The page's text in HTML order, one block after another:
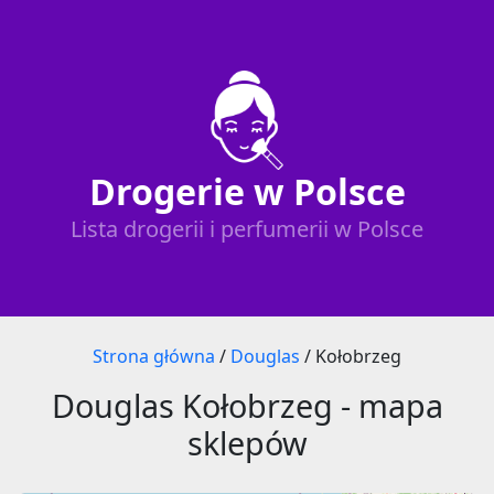
Drogerie w Polsce
Lista drogerii i perfumerii w Polsce
Strona główna / Douglas / Kołobrzeg
Douglas Kołobrzeg - mapa
sklepów